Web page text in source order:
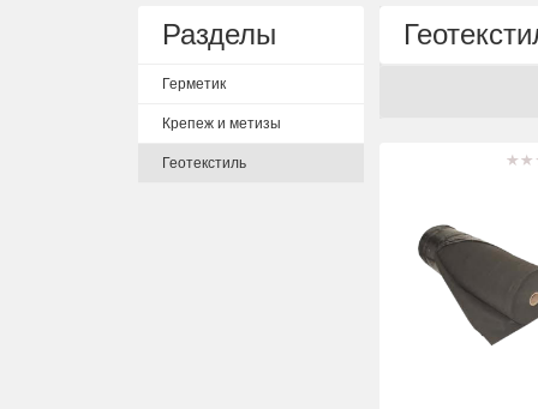
Разделы
Герметик
Крепеж и метизы
Геотекстиль